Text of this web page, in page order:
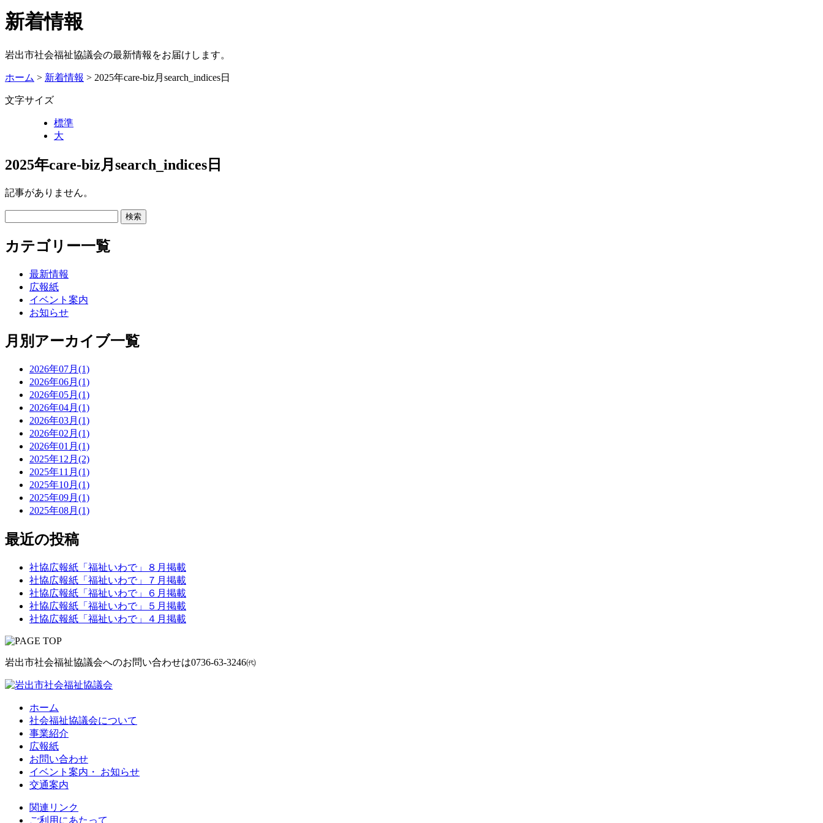
新着情報
岩出市社会福祉協議会の最新情報をお届けします。
ホーム > 新着情報 > 2025年care-biz月search_indices日
文字サイズ
標準
大
2025年care-biz月search_indices日
記事がありません。
カテゴリー一覧
最新情報
広報紙
イベント案内
お知らせ
月別アーカイブ一覧
2026年07月(1)
2026年06月(1)
2026年05月(1)
2026年04月(1)
2026年03月(1)
2026年02月(1)
2026年01月(1)
2025年12月(2)
2025年11月(1)
2025年10月(1)
2025年09月(1)
2025年08月(1)
最近の投稿
社協広報紙「福祉いわで」８月掲載
社協広報紙「福祉いわで」７月掲載
社協広報紙「福祉いわで」６月掲載
社協広報紙「福祉いわで」５月掲載
社協広報紙「福祉いわで」４月掲載
岩出市社会福祉協議会へのお問い合わせは0736-63-3246㈹
ホーム
社会福祉協議会について
事業紹介
広報紙
お問い合わせ
イベント案内・ お知らせ
交通案内
関連リンク
ご利用にあたって